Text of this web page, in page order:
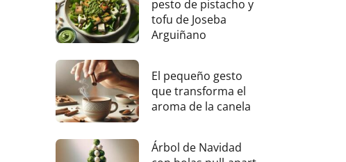
pesto de pistacho y
tofu de Joseba
Arguiñano
El pequeño gesto
que transforma el
aroma de la canela
Árbol de Navidad